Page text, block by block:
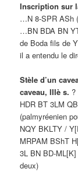
Inscription sur
…N 8-SPR
…BN BDA BN
de Boda fils de
il a entendu le
Stèle d’un
caveau, IIIè s. ?
HDR BT 3LM
(palmyréenien
NQY BKLTY /
MRPAM BShT
3L BN BD-
deux)